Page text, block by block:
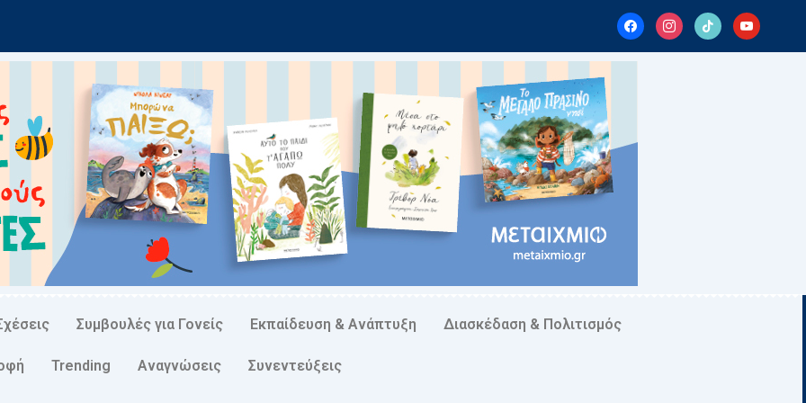
facebookinstagram
tiktok youtube
Συμβουλές για Γονείς Εκπαίδευση & Ανάπτυξη Διασκέδαση & Πολιτισμός
Trending Αναγνώσεις Συνεντεύξεις